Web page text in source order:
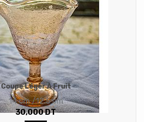
Coupe Léger À Fruit
14 cm /12.5 cm
30,000DT